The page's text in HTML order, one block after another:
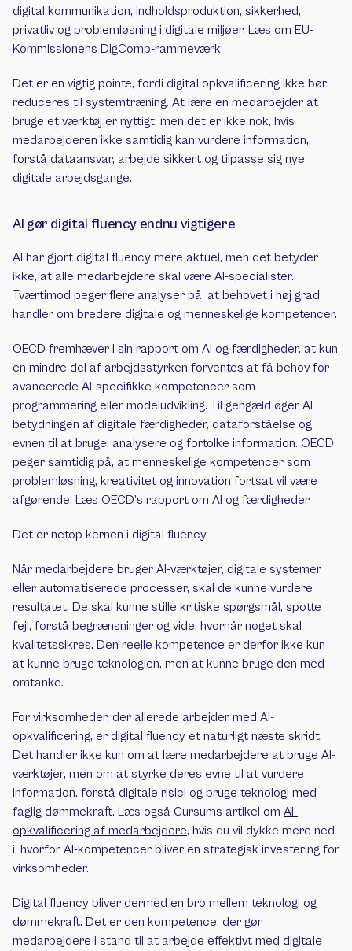
digital kommunikation, indholdsproduktion, sikkerhed,
privatliv og problemløsning i digitale miljøer. Læs om EU-
Kommissionens DigComp-rammeværk
Det er en vigtig pointe, fordi digital opkvalificering ikke bør
reduceres til systemtræning. At lære en medarbejder at
bruge et værktøj er nyttigt, men det er ikke nok, hvis
medarbejderen ikke samtidig kan vurdere information,
forstå dataansvar, arbejde sikkert og tilpasse sig nye
digitale arbejdsgange.
AI gør digital fluency endnu vigtigere
AI har gjort digital fluency mere aktuel, men det betyder
ikke, at alle medarbejdere skal være AI-specialister.
Tværtimod peger flere analyser på, at behovet i høj grad
handler om bredere digitale og menneskelige kompetencer.
OECD fremhæver i sin rapport om AI og færdigheder, at kun
en mindre del af arbejdsstyrken forventes at få behov for
avancerede AI-specifikke kompetencer som
programmering eller modeludvikling. Til gengæld øger AI
betydningen af digitale færdigheder, dataforståelse og
evnen til at bruge, analysere og fortolke information. OECD
peger samtidig på, at menneskelige kompetencer som
problemløsning, kreativitet og innovation fortsat vil være
afgørende. Læs OECD’s rapport om AI og færdigheder
Det er netop kernen i digital fluency.
Når medarbejdere bruger AI-værktøjer, digitale systemer
eller automatiserede processer, skal de kunne vurdere
resultatet. De skal kunne stille kritiske spørgsmål, spotte
fejl, forstå begrænsninger og vide, hvornår noget skal
kvalitetssikres. Den reelle kompetence er derfor ikke kun
at kunne bruge teknologien, men at kunne bruge den med
omtanke.
For virksomheder, der allerede arbejder med AI-
opkvalificering, er digital fluency et naturligt næste skridt.
Det handler ikke kun om at lære medarbejdere at bruge AI-
værktøjer, men om at styrke deres evne til at vurdere
information, forstå digitale risici og bruge teknologi med
faglig dømmekraft. Læs også Cursums artikel om AI-
opkvalificering af medarbejdere, hvis du vil dykke mere ned
i, hvorfor AI-kompetencer bliver en strategisk investering for
virksomheder.
Digital fluency bliver dermed en bro mellem teknologi og
dømmekraft. Det er den kompetence, der gør
medarbejdere i stand til at arbejde effektivt med digitale